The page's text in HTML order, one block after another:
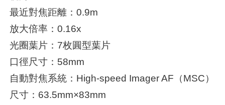
最近對焦距離：0.9m
放大倍率：0.16x
光圈葉片：7枚圓型葉片
口徑尺寸：58mm
自動對焦系統：High-speed Imager AF（MSC）
尺寸：63.5mm×83mm